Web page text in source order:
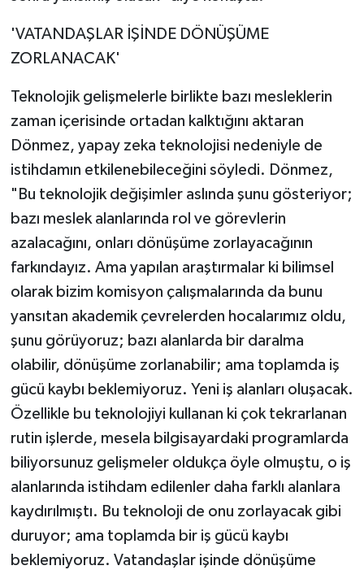
'VATANDAŞLAR İŞİNDE DÖNÜŞÜME
ZORLANACAK'
Teknolojik gelişmelerle birlikte bazı mesleklerin
zaman içerisinde ortadan kalktığını aktaran
Dönmez, yapay zeka teknolojisi nedeniyle de
istihdamın etkilenebileceğini söyledi. Dönmez,
"Bu teknolojik değişimler aslında şunu gösteriyor;
bazı meslek alanlarında rol ve görevlerin
azalacağını, onları dönüşüme zorlayacağının
farkındayız. Ama yapılan araştırmalar ki bilimsel
olarak bizim komisyon çalışmalarında da bunu
yansıtan akademik çevrelerden hocalarımız oldu,
şunu görüyoruz; bazı alanlarda bir daralma
olabilir, dönüşüme zorlanabilir; ama toplamda iş
gücü kaybı beklemiyoruz. Yeni iş alanları oluşacak.
Özellikle bu teknolojiyi kullanan ki çok tekrarlanan
rutin işlerde, mesela bilgisayardaki programlarda
biliyorsunuz gelişmeler oldukça öyle olmuştu, o iş
alanlarında istihdam edilenler daha farklı alanlara
kaydırılmıştı. Bu teknoloji de onu zorlayacak gibi
duruyor; ama toplamda bir iş gücü kaybı
beklemiyoruz. Vatandaşlar işinde dönüşüme